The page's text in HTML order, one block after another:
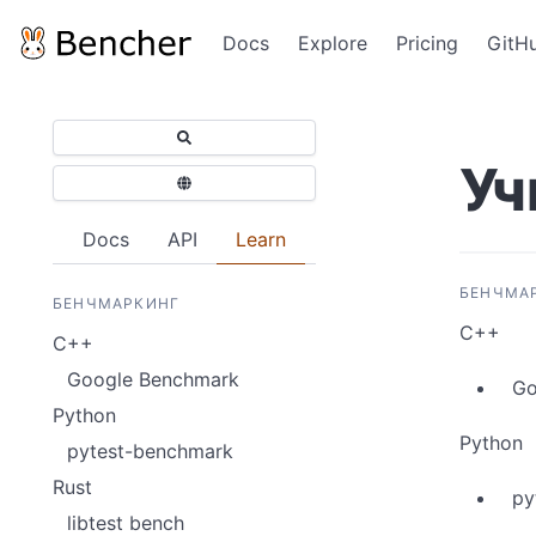
Docs Explore Pricing
Docs API Learn
БЕНЧМАРКИНГ
C++
Google Benchmark
Python
pytest-benchmark
Rust
libtest bench
C++
Python